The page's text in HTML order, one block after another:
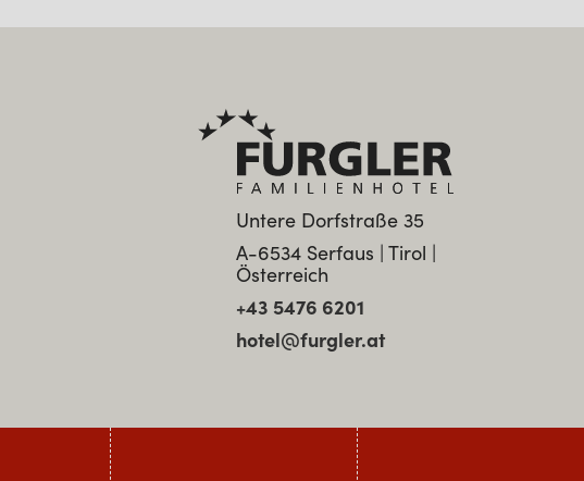
Untere Dorfstraße 35
A-6534 Serfaus | Tirol |
Österreich
+43 5476 6201
hotel@furgler.at